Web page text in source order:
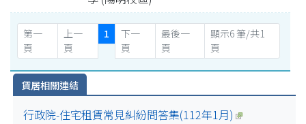
第一
頁
上一
頁
1
下一
頁
最後一
頁
顯示6 筆/共1
頁
賃居相關連結
行政院-住宅租賃常見糾紛問答集(112年1月)